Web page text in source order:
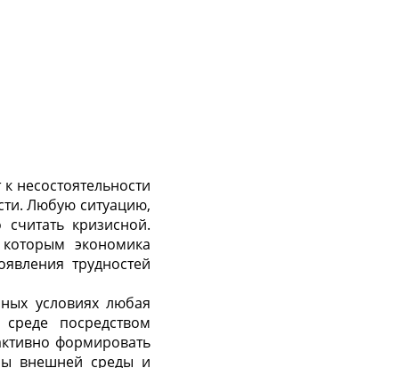
несостоятельности
Любую ситуацию,
кризисной.
экономика
трудностей
условиях любая
посредством
формировать
внешней среды и